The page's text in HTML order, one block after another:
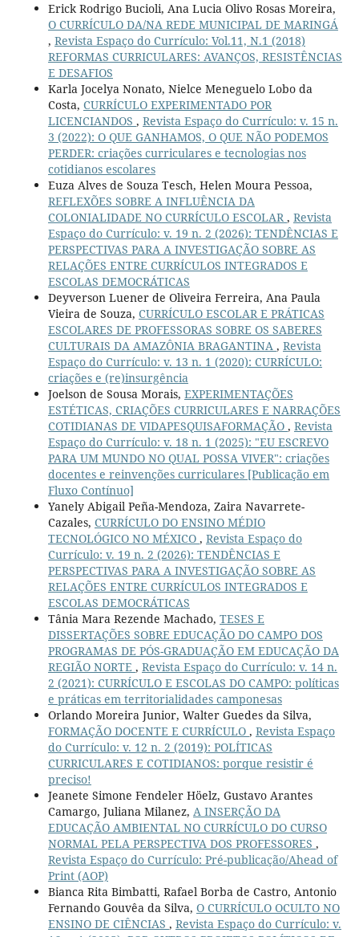
Erick Rodrigo Bucioli, Ana Lucia Olivo Rosas Moreira,
O CURRÍCULO DA/NA REDE MUNICIPAL DE MARINGÁ
, Revista Espaço do Currículo: Vol.11, N.1 (2018)
REFORMAS CURRICULARES: AVANÇOS, RESISTÊNCIAS
E DESAFIOS
Karla Jocelya Nonato, Nielce Meneguelo Lobo da
Costa, CURRÍCULO EXPERIMENTADO POR
LICENCIANDOS , Revista Espaço do Currículo: v. 15 n.
3 (2022): O QUE GANHAMOS, O QUE NÃO PODEMOS
PERDER: criações curriculares e tecnologias nos
cotidianos escolares
Euza Alves de Souza Tesch, Helen Moura Pessoa,
REFLEXÕES SOBRE A INFLUÊNCIA DA
COLONIALIDADE NO CURRÍCULO ESCOLAR, Revista
Espaço do Currículo: v. 19 n. 2 (2026): TENDÊNCIAS E
PERSPECTIVAS PARA A INVESTIGAÇÃO SOBRE AS
RELAÇÕES ENTRE CURRÍCULOS INTEGRADOS E
ESCOLAS DEMOCRÁTICAS
Deyverson Luener de Oliveira Ferreira, Ana Paula
Vieira de Souza, CURRÍCULO ESCOLAR E PRÁTICAS
ESCOLARES DE PROFESSORAS SOBRE OS SABERES
CULTURAIS DA AMAZÔNIA BRAGANTINA , Revista
Espaço do Currículo: v. 13 n. 1 (2020): CURRÍCULO:
criações e (re)insurgência
Joelson de Sousa Morais, EXPERIMENTAÇÕES
ESTÉTICAS, CRIAÇÕES CURRICULARES E NARRAÇÕES
COTIDIANAS DE VIDAPESQUISAFORMAÇÃO , Revista
Espaço do Currículo: v. 18 n. 1 (2025): "EU ESCREVO
PARA UM MUNDO NO QUAL POSSA VIVER": criações
docentes e reinvenções curriculares [Publicação em
Fluxo Contínuo]
Yanely Abigail Peña-Mendoza, Zaira Navarrete-
Cazales, CURRÍCULO DO ENSINO MÉDIO
TECNOLÓGICO NO MÉXICO , Revista Espaço do
Currículo: v. 19 n. 2 (2026): TENDÊNCIAS E
PERSPECTIVAS PARA A INVESTIGAÇÃO SOBRE AS
RELAÇÕES ENTRE CURRÍCULOS INTEGRADOS E
ESCOLAS DEMOCRÁTICAS
Tânia Mara Rezende Machado, TESES E
DISSERTAÇÕES SOBRE EDUCAÇÃO DO CAMPO DOS
PROGRAMAS DE PÓS-GRADUAÇÃO EM EDUCAÇÃO DA
REGIÃO NORTE , Revista Espaço do Currículo: v. 14 n.
2 (2021): CURRÍCULO E ESCOLAS DO CAMPO: políticas
e práticas em territorialidades camponesas
Orlando Moreira Junior, Walter Guedes da Silva,
FORMAÇÃO DOCENTE E CURRÍCULO , Revista Espaço
do Currículo: v. 12 n. 2 (2019): POLÍTICAS
CURRICULARES E COTIDIANOS: porque resistir é
preciso!
Jeanete Simone Fendeler Höelz, Gustavo Arantes
Camargo, Juliana Milanez, A INSERÇÃO DA
EDUCAÇÃO AMBIENTAL NO CURRÍCULO DO CURSO
NORMAL PELA PERSPECTIVA DOS PROFESSORES ,
Revista Espaço do Currículo: Pré-publicação/Ahead of
Print (AOP)
Bianca Rita Bimbatti, Rafael Borba de Castro, Antonio
Fernando Gouvêa da Silva, O CURRÍCULO OCULTO NO
ENSINO DE CIÊNCIAS , Revista Espaço do Currículo: v.